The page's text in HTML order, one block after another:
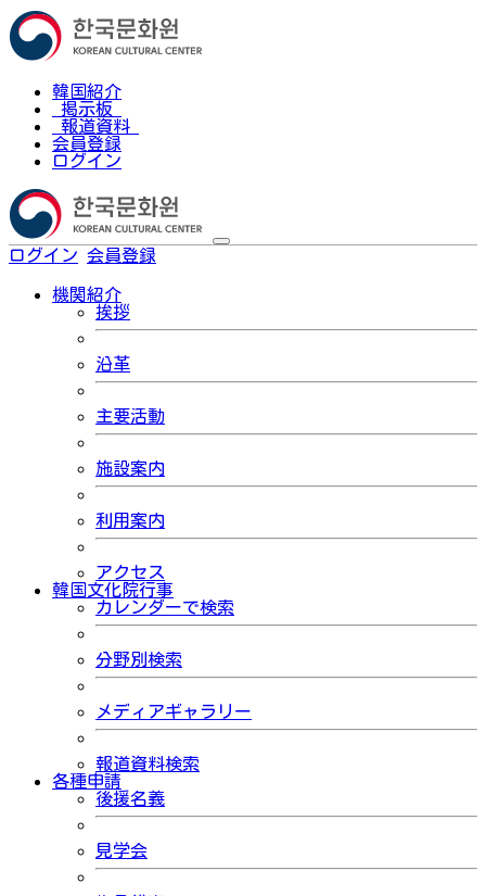
韓国紹介
掲示板
報道資料
会員登録
ログイン
ログイン 会員登録
機関紹介
挨拶
沿革
主要活動
施設案内
利用案内
アクセス
韓国文化院行事
カレンダーで検索
分野別検索
メディアギャラリー
報道資料検索
各種申請
後援名義
見学会